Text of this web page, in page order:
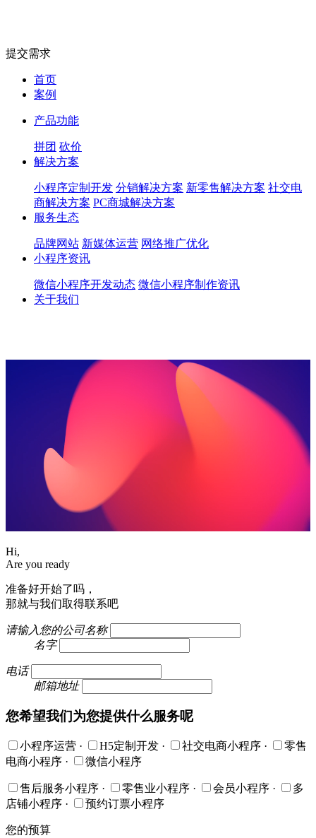
提交需求
首页
案例
产品功能
拼团 砍价
解决方案
小程序定制开发 分销解决方案 新零售解决方案 社交电
商解决方案 PC商城解决方案
服务生态
品牌网站 新媒体运营 网络推广优化
小程序资讯
微信小程序开发动态 微信小程序制作资讯
关于我们
Hi,
Are you ready
准备好开始了吗，
那就与我们取得联系吧
请输入您的公司名称
名字
电话
邮箱地址
您希望我们为您提供什么服务呢
小程序运营 · H5定制开发 · 社交电商小程序 ·
零售
电商小程序 · 微信小程序
售后服务小程序 · 零售业小程序 · 会员小程序 ·
多
店铺小程序 · 预约订票小程序
您的预算